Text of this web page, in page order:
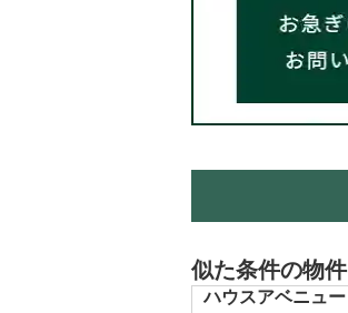
似た条件の物件
ハウスアベニュー